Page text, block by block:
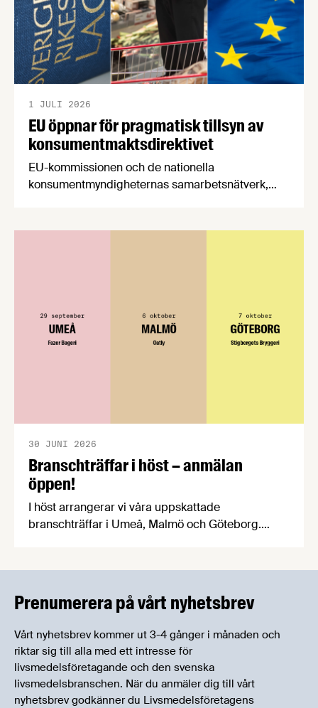
EU öppnar för pragmatisk tillsyn av
konsumentmaktsdirektivet
1 JULI 2026
EU-kommissionen och de nationella
konsumentmyndigheternas samarbetsnätverk,
konsumentmaktsdirektivet. Livsmedelsföretagen
Branschträffar i höst – anmälan
öppen!
30 JUNI 2026
I höst arrangerar vi våra uppskattade
branschträffar i Umeå, Malmö och Göteborg.
kan träffa branschkollegor och utbyta
Prenumerera på vårt nyhetsbrev
Vårt nyhetsbrev kommer ut 3-4 gånger i månaden och
riktar sig till alla med ett intresse för
livsmedelsföretagande och den svenska
livsmedelsbranschen. När du anmäler dig till vårt
nyhetsbrev godkänner du Livsmedelsföretagens